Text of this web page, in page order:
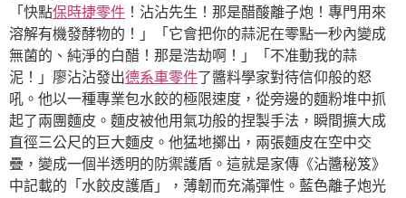
「快點保時捷零件 ！沾沾先生！那是醋酸離子炮！專門用來
溶解有機發酵物的！」「它會把你的蒜泥在零點一秒內變成
無菌的、純淨的白醋！那是浩劫啊！」「不准動我的蒜
泥！」廖沾沾發出德系車零件了醬料學家對待信仰般的怒
吼。他以一種專業包水餃的極限速度，從旁邊的麵粉堆中抓
起了兩團麵皮。麵皮被他用氣功般的捏製手法，瞬間擴大成
直徑三公尺的巨大麵皮。他猛地擲出，兩張麵皮在空中交
疊，變成一個半透明的防禦護盾。這就是家傳《沾醬秘笈》
中記載的「水餃皮護盾」，薄韌而充滿彈性。藍色離子炮光